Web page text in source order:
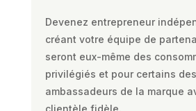
Devenez entrepreneur
créant votre équipe de
seront eux-même des
privilégiés et pour certains des
ambassadeurs de la marque
clientèle fidèle.